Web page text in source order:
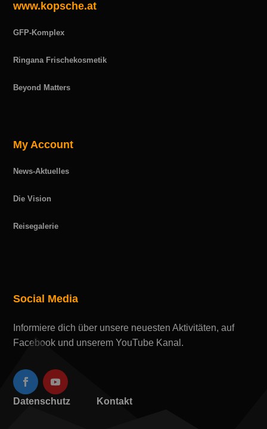
www.kopsche.at
GFP-Komplex
Ringana Frischekosmetik
Beyond Matters
My Account
News-Aktuelles
Die Vision
Reisegalerie
Social Media
Informiere dich über unsere neuesten Aktivitäten, auf
Facebook und unserem YouTube Kanal.
Datenschutz Kontakt